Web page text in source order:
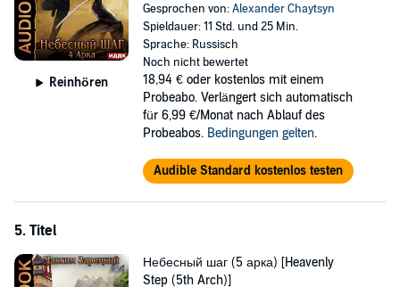
Reinhören
Gesprochen von:Alexander Chaytsyn
Spieldauer: 11 Std. und 25 Min.
Sprache: Russisch
Noch nicht bewertet
18,94 € oder kostenlos mit einem
Probeabo. Verlängert sich automatisch
für 6,99 €/Monat nach Ablauf des
Probeabos. Bedingungen gelten.
Audible Standard kostenlos testen
5. Titel
Небесный шаг (5 арка) [Heavenly
Step (5th Arch)]